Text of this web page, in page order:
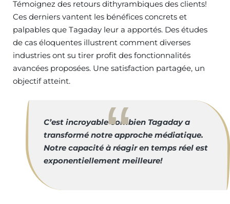
Témoignez des retours dithyrambiques des clients!
Ces derniers vantent les bénéfices concrets et
palpables que Tagaday leur a apportés. Des études
de cas éloquentes illustrent comment diverses
industries ont su tirer profit des fonctionnalités
avancées proposées. Une satisfaction partagée, un
objectif atteint.
C’est incroyable combien Tagaday a
transformé notre approche médiatique.
Notre capacité à réagir en temps réel est
exponentiellement meilleure!